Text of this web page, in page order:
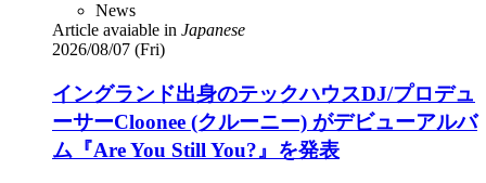
News
Article avaiable in Japanese
2026/08/07 (Fri)
イングランド出身のテックハウスDJ/プロデュ
ーサーCloonee (クルーニー) がデビューアルバ
ム『Are You Still You?』を発表